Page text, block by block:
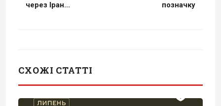
через Іран... позначку
СХОЖІ СТАТТІ